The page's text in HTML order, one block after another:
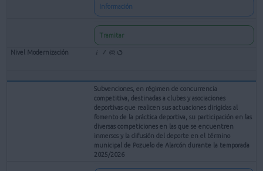
Información
Tramitar
Subvenciones, en régimen de concurrencia
competitiva, destinadas a clubes y asociaciones
deportivas que realicen sus actuaciones dirigidas al
fomento de la práctica deportiva, su participación en las
diversas competiciones en las que se encuentren
inmersos y la difusión del deporte en el término
municipal de Pozuelo de Alarcón durante la temporada
2025/2026